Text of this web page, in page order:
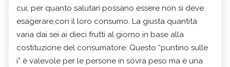
cui, per quanto salutari possano essere non si deve
esagerare,con il loro consumo. La giusta quantità
varia dai sei ai dieci frutti al giorno in base alla
costituzione del consumatore. Questo “puntino sulle
i” è valevole per le persone in sovra peso ma è una